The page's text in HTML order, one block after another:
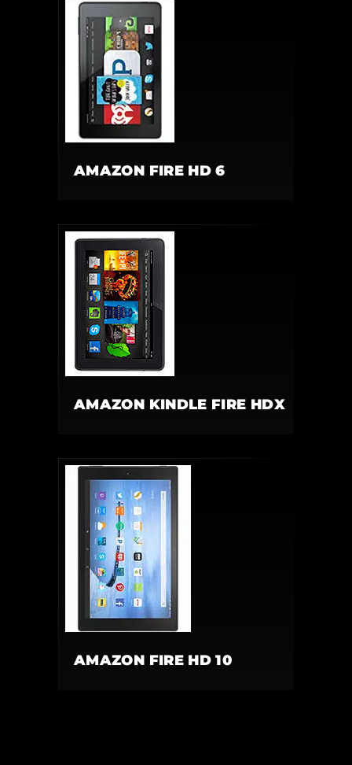
AMAZON FIRE HD 6
AMAZON KINDLE FIRE HDX
AMAZON FIRE HD 10